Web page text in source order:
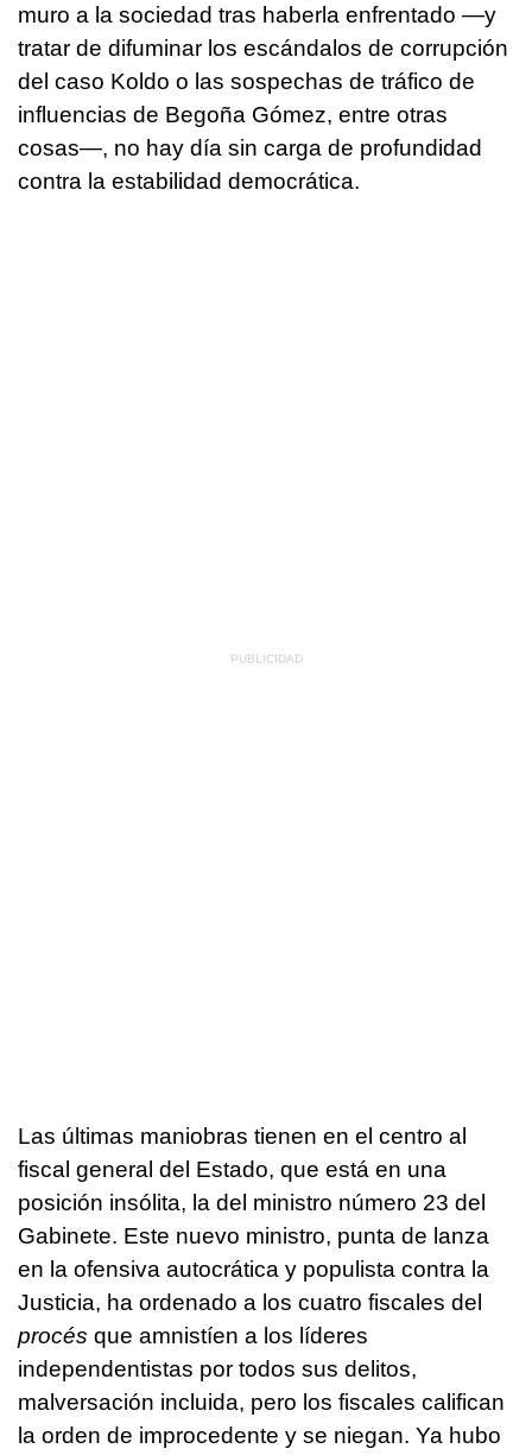
muro a la sociedad tras haberla enfrentado —y
tratar de difuminar los escándalos de corrupción
del caso Koldo o las sospechas de tráfico de
influencias de Begoña Gómez, entre otras
cosas—, no hay día sin carga de profundidad
contra la estabilidad democrática.
Las últimas maniobras tienen en el centro al
fiscal general del Estado, que está en una
posición insólita, la del ministro número 23 del
Gabinete. Este nuevo ministro, punta de lanza
en la ofensiva autocrática y populista contra la
Justicia, ha ordenado a los cuatro fiscales del
procés que amnistíen a los líderes
independentistas por todos sus delitos,
malversación incluida, pero los fiscales califican
la orden de improcedente y se niegan. Ya hubo